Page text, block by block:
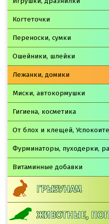
Когтеточки
Переноски, сумки
Ошейники, шлейки
Лежанки, домики
Миски, автокормушки
Гигиена, косметика
От блох и клещей,
Фурминаторы, пуходерки,
Витаминные добавки
ГРЫЗУНАМ
ЖИВОТНЫЕ,